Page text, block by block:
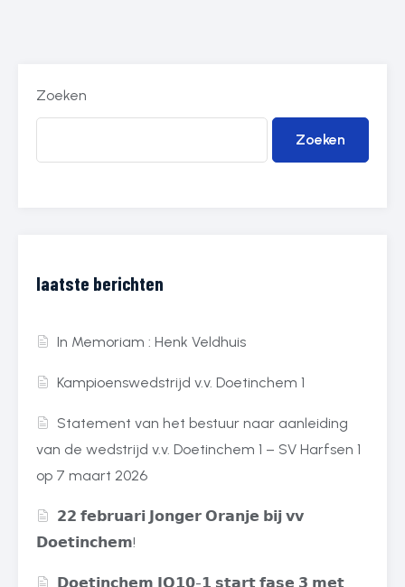
Zoeken
Zoeken
laatste berichten
In Memoriam : Henk Veldhuis
Kampioenswedstrijd v.v. Doetinchem 1
Statement van het bestuur naar aanleiding
van de wedstrijd v.v. Doetinchem 1 – SV Harfsen 1
op 7 maart 2026
𝟮𝟮 𝗳𝗲𝗯𝗿𝘂𝗮𝗿𝗶 𝗝𝗼𝗻𝗴𝗲𝗿 𝗢𝗿𝗮𝗻𝗷𝗲 𝗯𝗶𝗷 𝘃𝘃
𝗗𝗼𝗲𝘁𝗶𝗻𝗰𝗵𝗲𝗺!
𝗗𝗼𝗲𝘁𝗶𝗻𝗰𝗵𝗲𝗺 𝗝𝗢𝟭𝟬-𝟭 𝘀𝘁𝗮𝗿𝘁 𝗳𝗮𝘀𝗲 𝟯 𝗺𝗲𝘁